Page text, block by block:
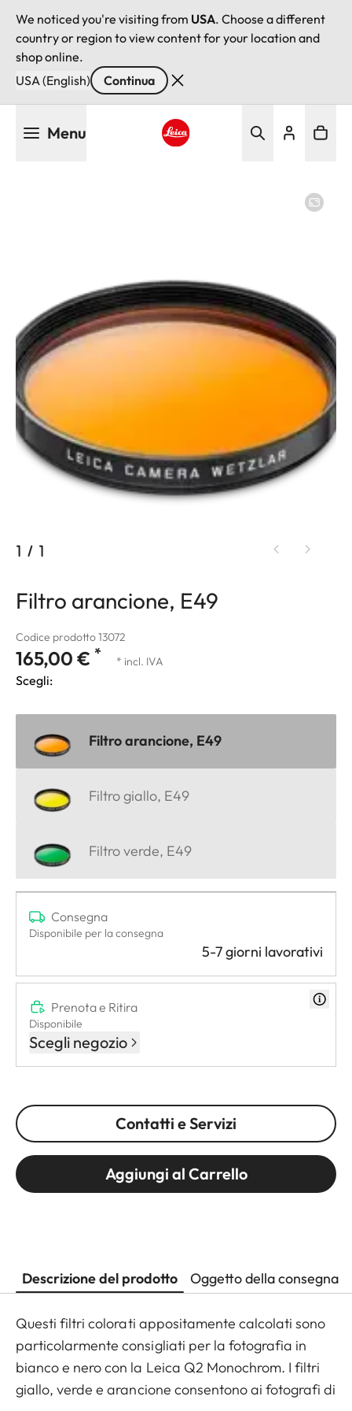
We noticed you're visiting from USA. Choose a different
country or region to view content for your location and
shop online.
USA (English)
Continua
Menu
1 / 1
Filtro arancione, E49
Codice prodotto 13072
165,00 € * * incl. IVA
Scegli:
Filtro arancione, E49
Filtro giallo, E49
Filtro verde, E49
Consegna
Disponibile per la consegna
5-7 giorni lavorativi
Prenota e Ritira
Disponibile
Scegli negozio
Contatti e Servizi
Aggiungi al Carrello
Descrizione del prodotto Oggetto della consegna
Questi filtri colorati appositamente calcolati sono
particolarmente consigliati per la fotografia in
bianco e nero con la Leica Q2 Monochrom. I filtri
giallo, verde e arancione consentono ai fotografi di